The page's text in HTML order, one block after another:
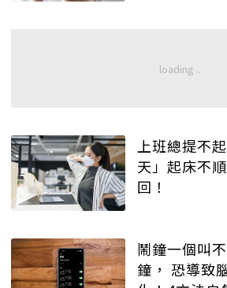
上班總提不
天」起床不
回！
鬧鐘一個叫
鐘， 恐導致